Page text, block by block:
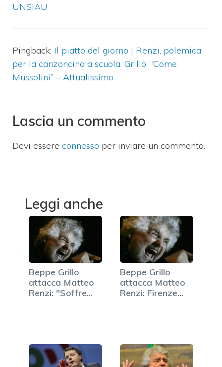
UNSIAU
Pingback: Il piatto del giorno | Renzi, polemica
per la canzoncina a scuola. Grillo: “Come
Mussolini” – Attualissimo
Lascia un commento
Devi essere connesso per inviare un commento.
Leggi anche
Beppe Grillo
attacca Matteo
Renzi: "Soffre
Beppe Grillo
attacca Matteo
Renzi: Firenze